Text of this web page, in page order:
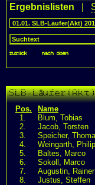
Ergebnislisten
zurück nach oben
SLB-
Pos. Name
1.
Blum, Tobias
2.
Jacob, Torsten
3.
Speicher,
4.
Weingarth,
5.
Baltes, Marco
6.
Sokoll, Marco
7.
Augustin, Rainer
8.
Justus, Steffen